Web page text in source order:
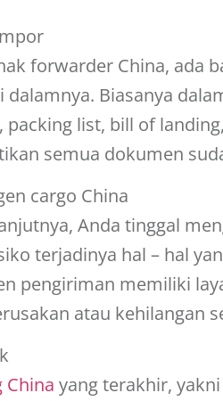
forwarder China, ada
Biasanya
list, bill of
semua dokumen
cargo China
Anda tinggal
terjadinya hal – hal
pengiriman memiliki
atau kehilangan
China yang terakhir,